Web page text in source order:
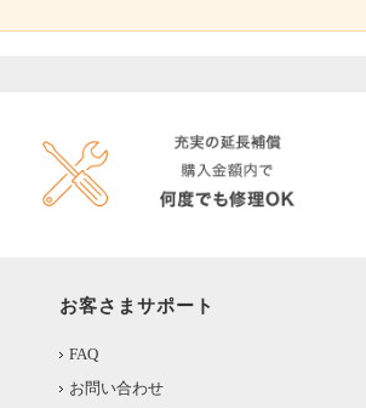
お客さまサポート
FAQ
お問い合わせ